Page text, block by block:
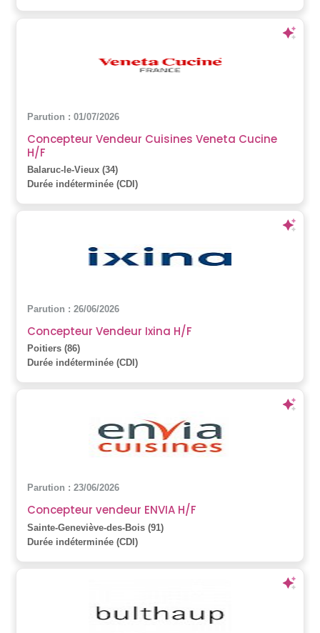
Parution : 01/07/2026
Concepteur Vendeur Cuisines Veneta Cucine
H/F
Balaruc-le-Vieux (34)
Durée indéterminée (CDI)
Parution : 26/06/2026
Concepteur Vendeur Ixina H/F
Poitiers (86)
Durée indéterminée (CDI)
Parution : 23/06/2026
Concepteur vendeur ENVIA H/F
Sainte-Geneviève-des-Bois (91)
Durée indéterminée (CDI)